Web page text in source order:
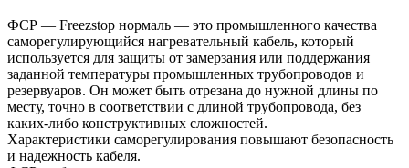
ФСР — Freezstop нормаль — это промышленного качества
саморегулирующийся нагревательный кабель, который
используется для защиты от замерзания или поддержания
заданной температуры промышленных трубопроводов и
резервуаров. Он может быть отрезана до нужной длины по
месту, точно в соответствии с длиной трубопровода, без
каких-либо конструктивных сложностей.
Характеристики саморегулирования повышают безопасность
и надежность кабеля.